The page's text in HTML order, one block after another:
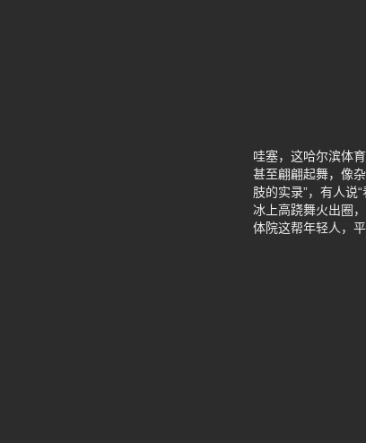
哇塞，这哈尔滨体
甚至翩翩起舞，像
肢的实录”，有人说
冰上高跷舞火出圈
体院这帮年轻人，